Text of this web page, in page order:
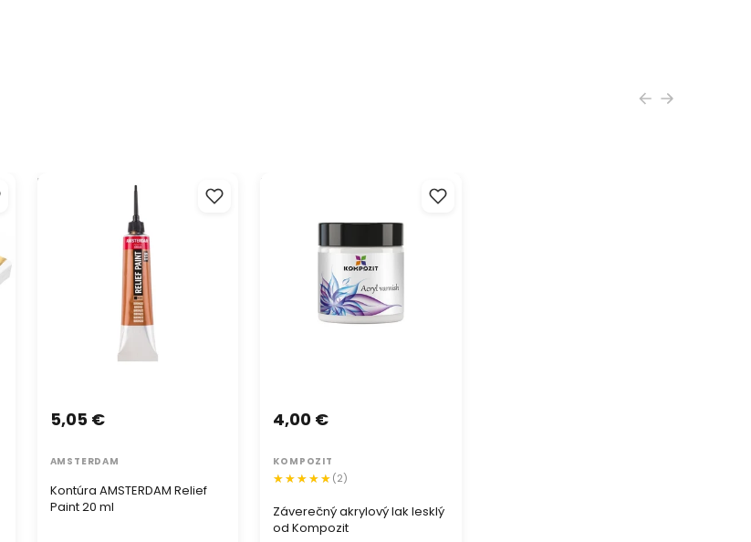
Objavte revolučný produkt, ktorý vám ušetrí čas a zjednoduší
vaše kreatívne projekty. Expresný transferový roztok PENTART v
objeme 20 ml je skvelým spôsobom, ako jednoducho a rýchlo
prenášať obľúbené motívy a vzory na rôzne povrchy. S touto
inovatívnou formulou môžete ľahko a bez námahy vytvárať
originálne a štýlové dekorácie na textílie, drevo, sklo a ďalšie
Kontúra AMSTERDAM Relief
Kontúra AMSTERDAM Relief
Paint 20 ml
5,05 €
AMSTERDAM
Záverečný akrylový lak lesklý
od Kompozit
4,00 €
KOMPOZIT
(2)